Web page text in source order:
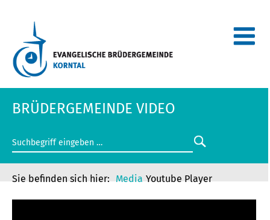
BRÜDERGEMEINDE VIDEO
Media Youtube Player